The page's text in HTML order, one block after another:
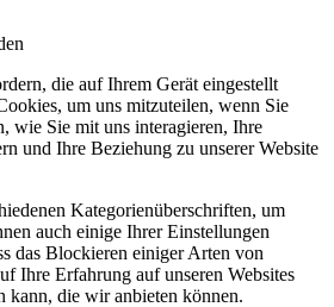
die auf Ihrem Gerät eingestellt
um uns mitzuteilen, wenn Sie
wie Sie mit uns interagieren, Ihre
und Ihre Beziehung zu unserer Website
Kategorienüberschriften, um
auch einige Ihrer Einstellungen
das Blockieren einiger Arten von
Ihre Erfahrung auf unseren Websites
kann, die wir anbieten können.